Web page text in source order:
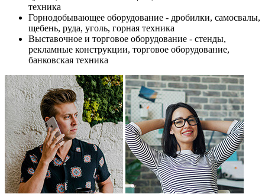
техника
Горнодобывающее оборудование - дробилки, самосвалы,
щебень, руда, уголь, горная техника
Выставочное и торговое оборудование - стенды,
рекламные конструкции, торговое оборудование,
банковская техника